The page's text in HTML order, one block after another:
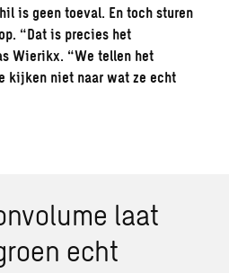
is geen toeval. En toch sturen
“Dat is precies het
Wierikx. “We tellen het
kijken niet naar wat ze echt
laat
echt